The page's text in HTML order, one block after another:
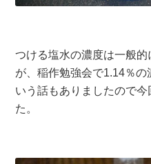
つける塩水の濃度は一般
が、稲作勉強会で1.14％
いう話もありましたので
た。